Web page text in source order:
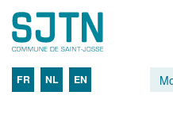
FR NL EN